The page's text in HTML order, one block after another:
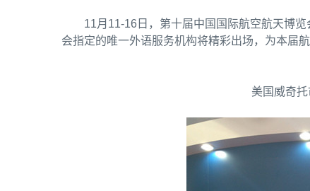
11月11-16日，第十届中国国际航空航天博览
会指定的唯一外语服务机构将精彩出场，为本届
美国威奇